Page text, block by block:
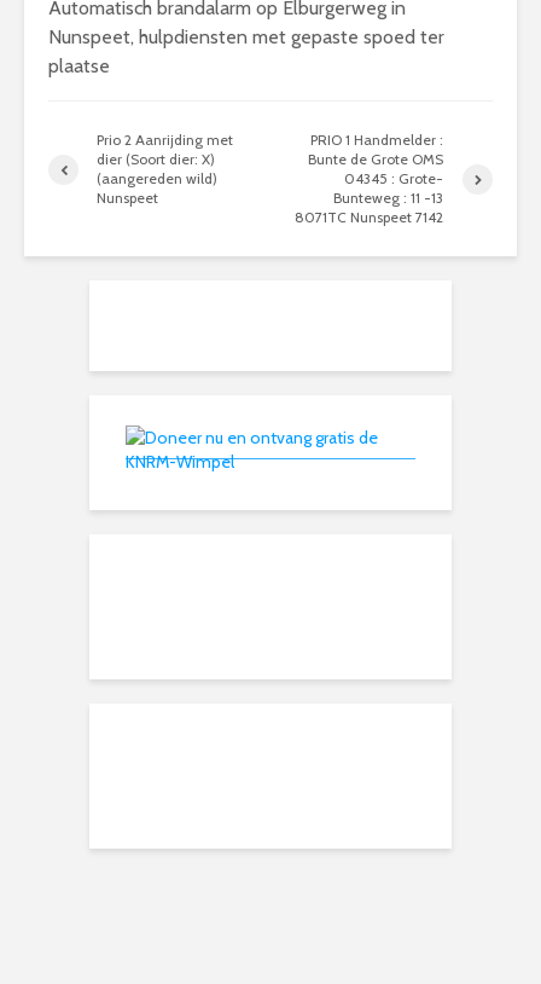
Automatisch brandalarm op Elburgerweg in
Nunspeet, hulpdiensten met gepaste spoed ter
plaatse
Prio 2 Aanrijding met
dier (Soort dier: X)
(aangereden wild)
Nunspeet
PRIO 1 Handmelder :
Bunte de Grote OMS
04345 : Grote-
Bunteweg : 11 -13
8071TC Nunspeet 7142